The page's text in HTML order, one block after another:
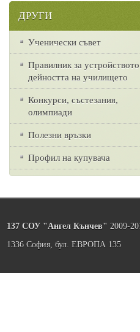
ДРУГИ
Ученически съвет
Правилник за
дейността на училището
Конкурси, състезания,
олимпиади
Полезни връзки
Профил на купувача
137 СОУ "Ангел Кънчев" 2009-
1336 София, бул. ЕВРОПА 135